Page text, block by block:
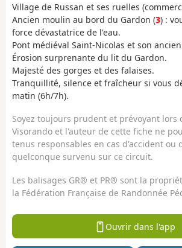
Village de Russan et ses ruelles
Ancien moulin au bord du Gardon (3) :
force dévastatrice de l'eau.
Pont médiéval Saint-Nicolas et son
Érosion surprenante du lit du Gardon.
Majesté des gorges et des falaises.
Tranquillité, silence et fraîcheur si vous
matin (6h/7h).
Soyez toujours prudent et prévoyant lors
Visorando et l'auteur de cette fiche ne
tenus responsables en cas d'accident ou
quelconque survenu sur ce circuit.
Les balisages GR® et PR® sont la
la Fédération Française de Randonnée
Ouvrir dans l'app